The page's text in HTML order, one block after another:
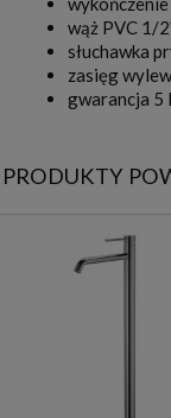
wąż PVC 1/
słuchawka
zasięg
gwarancja 5
PRODUKTY